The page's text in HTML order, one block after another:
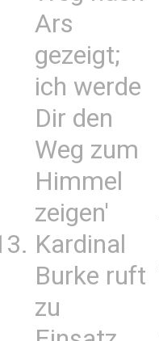
Ars
gezeigt;
ich werde
Dir den
Weg zum
Himmel
zeigen'
Kardinal
Burke ruft
zu